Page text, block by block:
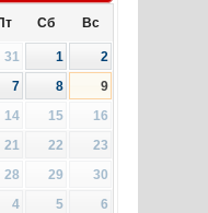
Сб Вс
31 1
2
7 8
9
14 15
16
21 22
23
28 29
30
4 5 6